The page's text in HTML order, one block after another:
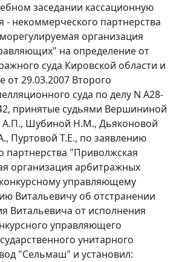
заседании кассационную
- некоммерческого партнерства
организация
на определение от
суда Кировской области и
от 29.03.2007 Второго
суда по делу N А28-
принятые судьями Вершининой
А.П., Шубиной Н.М., Дьяконовой
Пуртовой Т.Е., по заявлению
партнерства "Приволжская
организация арбитражных
управляющему
Витальевичу об отстранении
Витальевича от исполнения
управляющего
унитарного
"Сельмаш" и установил: